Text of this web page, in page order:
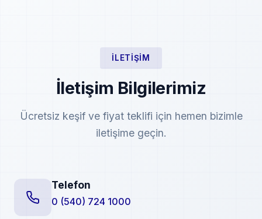
İLETIŞIM
İletişim Bilgilerimiz
Ücretsiz keşif ve fiyat teklifi için hemen bizimle
iletişime geçin.
Telefon
0 (540) 724 1000